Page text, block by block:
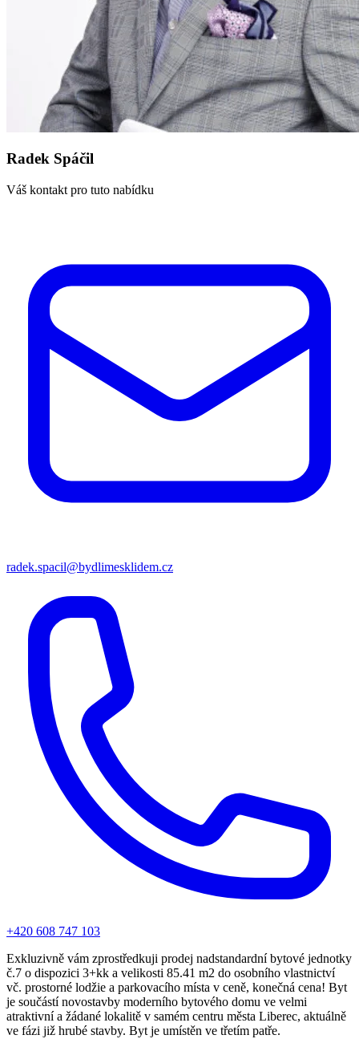
Radek Spáčil
Váš kontakt pro tuto nabídku
radek.spacil@bydlimesklidem.cz
+420 608 747 103
Exkluzivně vám zprostředkuji prodej nadstandardní bytové jednotky
č.7 o dispozici 3+kk a velikosti 85.41 m2 do osobního vlastnictví
vč. prostorné lodžie a parkovacího místa v ceně, konečná cena! Byt
je součástí novostavby moderního bytového domu ve velmi
atraktivní a žádané lokalitě v samém centru města Liberec, aktuálně
ve fázi již hrubé stavby. Byt je umístěn ve třetím patře.